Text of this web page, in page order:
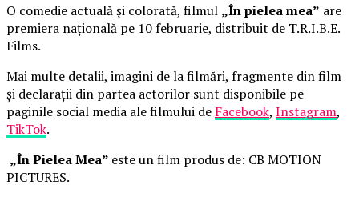
O comedie actuală și colorată, filmul „În pielea mea” are
premiera națională pe 10 februarie, distribuit de T.R.I.B.E.
Films.
Mai multe detalii, imagini de la filmări, fragmente din film
și declarații din partea actorilor sunt disponibile pe
paginile social media ale filmului de Facebook, Instagram,
TikTok.
„În Pielea Mea” este un film produs de: CB MOTION
PICTURES.